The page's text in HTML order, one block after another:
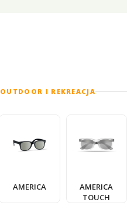
OUTDOOR I REKREACJA
AMERICA
AMERICA
TOUCH